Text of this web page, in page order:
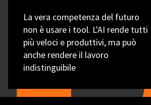
La vera competenza del futuro
non è usare i tool. L'AI rende tutti
più veloci e produttivi, ma può
anche rendere il lavoro
indistinguibile